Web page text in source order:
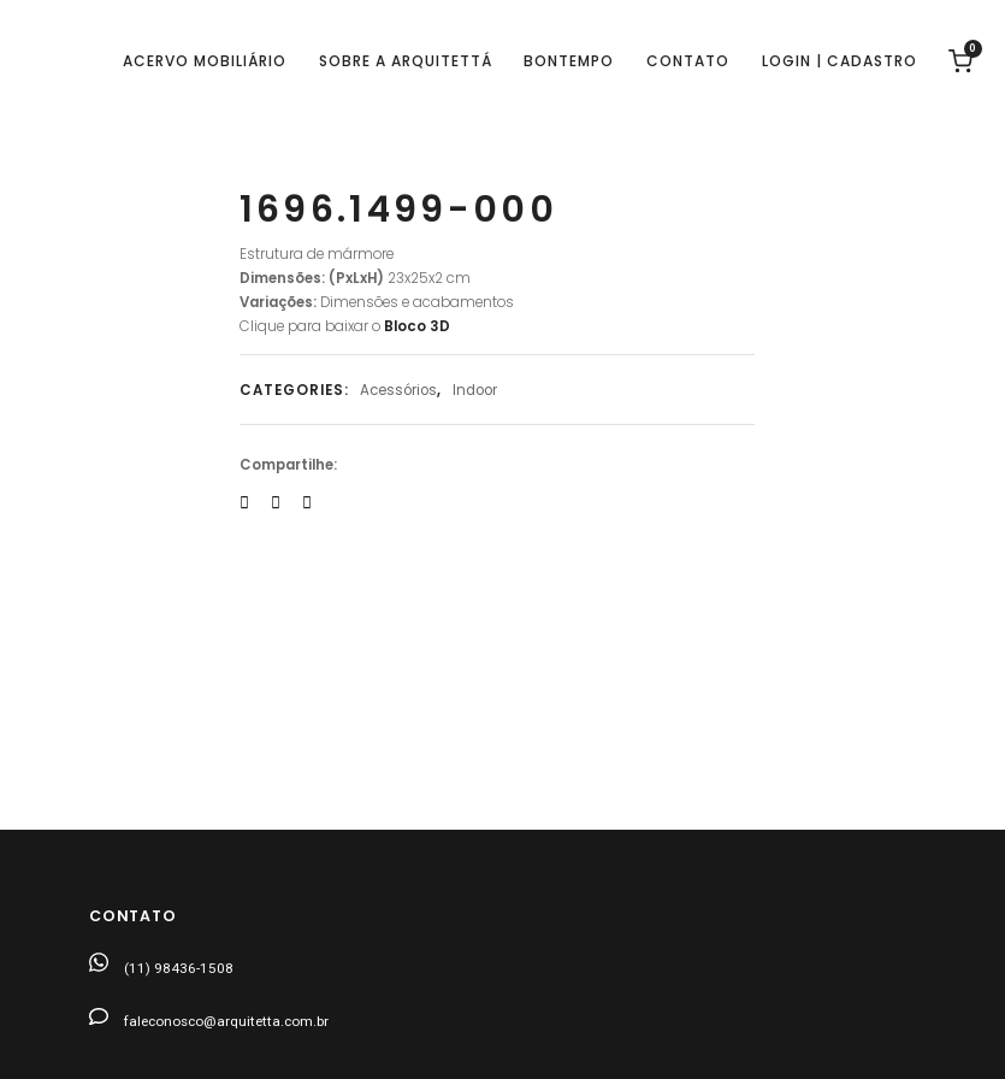
ACERVO MOBILIÁRIO SOBRE A ARQUITETTÁ BONTEMPO CONTATO LOGIN | CADASTRO
0
1696.1499-000
Estrutura de mármore
Dimensões: (PxLxH) 23x25x2 cm
Variações: Dimensões e acabamentos
Clique para baixar o Bloco 3D
CATEGORIES: Acessórios, Indoor
Compartilhe:
CONTATO
(11) 98436-1508
faleconosco@arquitetta.com.br